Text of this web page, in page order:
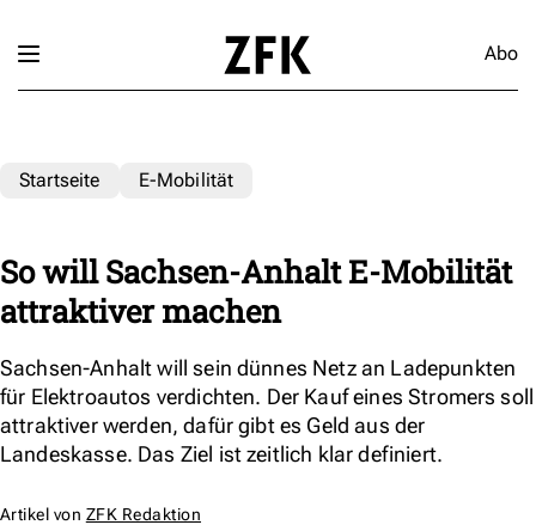
Abo
Startseite E-Mobilität
So will Sachsen-Anhalt E-Mobilität
attraktiver machen
Sachsen-Anhalt will sein dünnes Netz an Ladepunkten
für Elektroautos verdichten. Der Kauf eines Stromers soll
attraktiver werden, dafür gibt es Geld aus der
Landeskasse. Das Ziel ist zeitlich klar definiert.
Artikel von ZFK Redaktion